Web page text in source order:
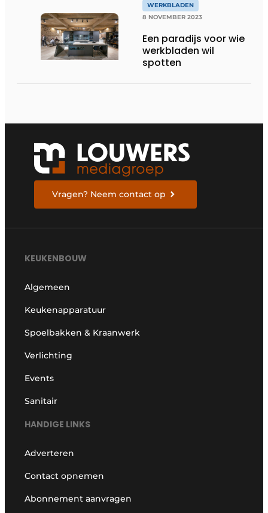
WERKBLADEN
8 NOVEMBER 2023
Een paradijs voor wie
werkbladen wil
spotten
Vragen? Neem contact op
KEUKENBOUW
Algemeen
Keukenapparatuur
Spoelbakken & Kraanwerk
Verlichting
Events
Sanitair
HANDIGE LINKS
Adverteren
Contact opnemen
Abonnement aanvragen